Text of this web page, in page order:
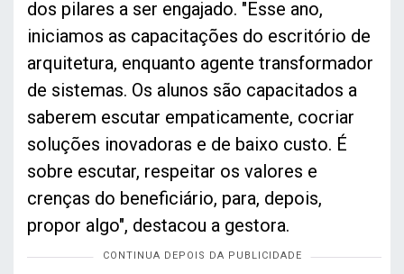
dos pilares a ser engajado. "Esse ano,
iniciamos as capacitações do escritório de
arquitetura, enquanto agente transformador
de sistemas. Os alunos são capacitados a
saberem escutar empaticamente, cocriar
soluções inovadoras e de baixo custo. É
sobre escutar, respeitar os valores e
crenças do beneficiário, para, depois,
propor algo", destacou a gestora.